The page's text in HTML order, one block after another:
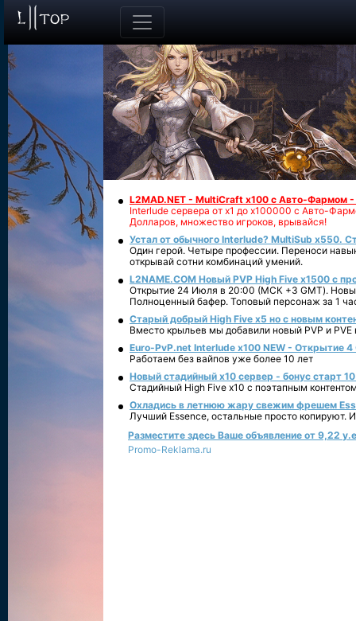
L2MAD.NET - MultiCraft x100 с Авто-Фармом
Interlude сервера от х1 до х100000 с Авто-
Долларов, множество игроков, врывайся!
Устал от обычного Interlude? MultiSub x550.
Один герой. Четыре профессии. Переноси
открывай сотни комбинаций умений.
L2NAME.COM Новый PVP High Five x1500 с
Открытие 24 Июля в 20:00 (МСК +3 GMT).
Полноценный бафер. Топовый персонаж за 1
Старый добрый High Five x5 но с новым
Вместо крыльев мы добавили новый PVP и PVE
Euro-PvP.net Interlude х100 NEW - Открытие 4
Работаем без вайпов уже более 10 лет
Новый стадийный х10 сервер - бонус старт
Стадийный High Five x10 с поэтапным
Охладись в летнюю жару свежим фрешем
Лучший Essence, остальные просто копируют.
Разместите здесь Ваше объявление от 9,22
Promo-Reklama.ru